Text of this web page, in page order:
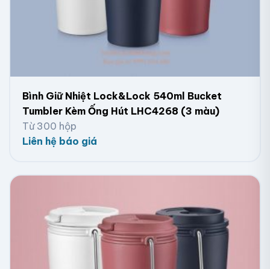
Bình Giữ Nhiệt Lock&Lock 540ml Bucket
Tumbler Kèm Ống Hút LHC4268 (3 màu)
Từ 300 hộp
Liên hệ báo giá